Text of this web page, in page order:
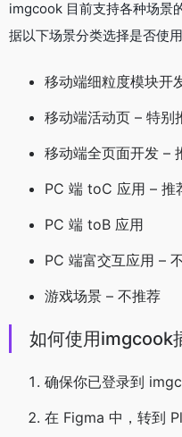
imgcook 目前支持各种场景
据以下场景分类选择是否使
移动端细粒度模块开
移动端活动页 – 特别
移动端全页面开发 –
PC 端 toC 应用 – 推
PC 端 toB 应用
PC 端富交互应用 –
游戏场景 – 不推荐
如何使用imgcook
确保你已登录到
在 Figma 中，转到